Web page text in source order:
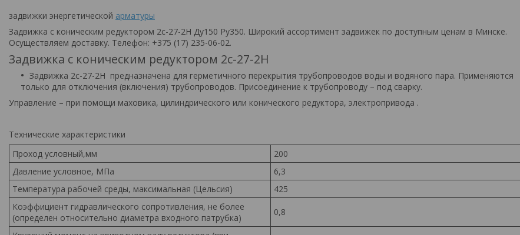
задвижки энергетической арматуры
Задвижка с коническим редуктором 2с-27-2Н Ду150 Ру350. Широкий ассортимент задвижек по доступным ценам в Минске.
Осуществляем доставку. Телефон: +375 (17) 235-06-02.
Задвижка с коническим редуктором 2с-27-2Н
Задвижка 2с-27-2Н предназначена для герметичного перекрытия трубопроводов воды и водяного пара. Применяются
только для отключения (включения) трубопроводов. Присоединение к трубопроводу – под сварку.
Управление – при помощи маховика, цилиндрического или конического редуктора, электропривода .
Технические характеристики
Проход условный,мм
200
Давление условное, МПа
6,3
Температура рабочей среды, максимальная (Цельсия)
425
Коэффициент гидравлического сопротивления, не более
(определен относительно диаметра входного патрубка)
0,8